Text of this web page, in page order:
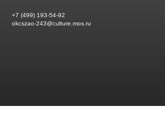
+7 (499) 193-54-92
okcszao-243@culture.mos.ru